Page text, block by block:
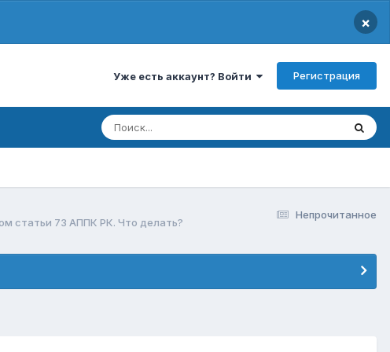
×
Уже есть аккаунт? Войти Регистрация
Непрочитанное
статьи 73 АППК РК. Что делать?